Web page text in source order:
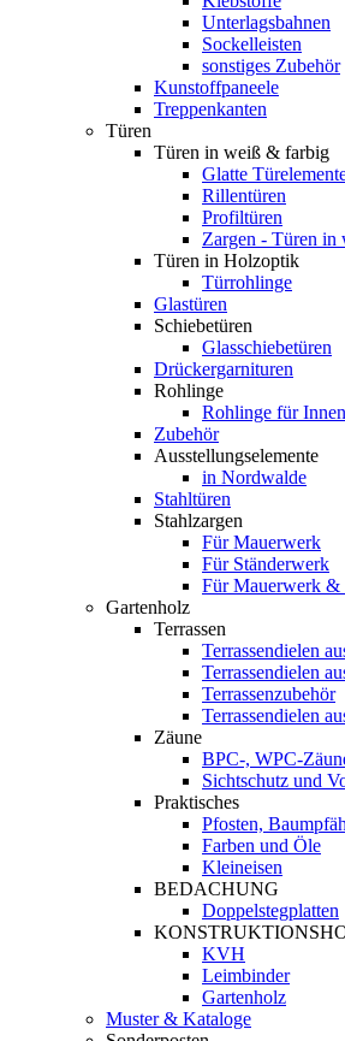
Unterlagsbahnen
Sockelleisten
sonstiges Zubehör
Kunstoffpaneele
Treppenkanten
Türen
Türen in weiß & farbig
Glatte
Rillentüren
Profiltüren
Zargen - Türen
Türen in Holzoptik
Türrohlinge
Glastüren
Schiebetüren
Glasschiebetüren
Drückergarnituren
Rohlinge
Rohlinge für
Zubehör
Ausstellungselemente
in Nordwalde
Stahltüren
Stahlzargen
Für Mauerwerk
Für Ständerwerk
Für Mauerwerk &
Gartenholz
Terrassen
Terrassendielen
Terrassendielen
Terrassenzubehör
Terrassendielen
Zäune
BPC-, WPC-
Sichtschutz und
Praktisches
Pfosten,
Farben und Öle
Kleineisen
BEDACHUNG
Doppelstegplatten
KVH
Leimbinder
Gartenholz
Muster & Kataloge